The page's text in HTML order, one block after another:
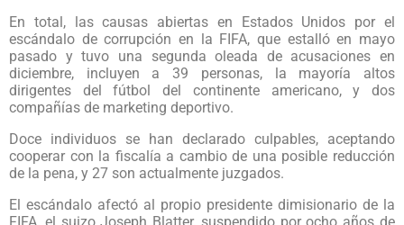
En total, las causas abiertas en Estados Unidos por el
escándalo de corrupción en la FIFA, que estalló en mayo
pasado y tuvo una segunda oleada de acusaciones en
diciembre, incluyen a 39 personas, la mayoría altos
dirigentes del fútbol del continente americano, y dos
compañías de marketing deportivo.
Doce individuos se han declarado culpables, aceptando
cooperar con la fiscalía a cambio de una posible reducción
de la pena, y 27 son actualmente juzgados.
El escándalo afectó al propio presidente dimisionario de la